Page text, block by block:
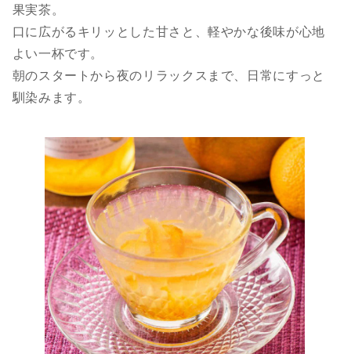
果実茶。
口に広がるキリッとした甘さと、軽やかな後味が心地
よい一杯です。
朝のスタートから夜のリラックスまで、日常にすっと
馴染みます。